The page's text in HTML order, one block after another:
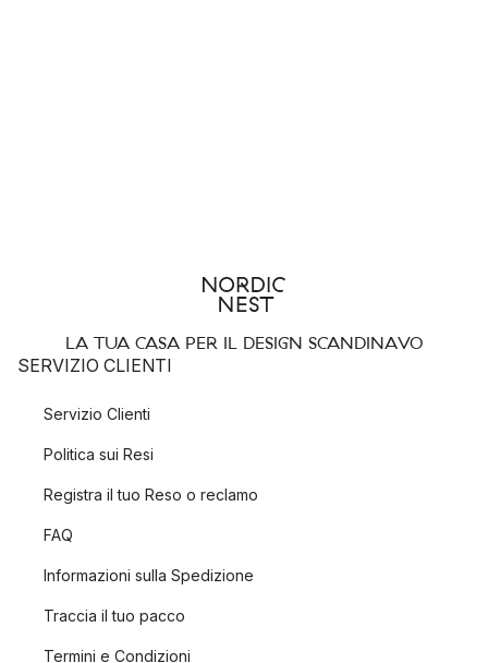
LA TUA CASA PER IL DESIGN SCANDINAVO
SERVIZIO CLIENTI
Servizio Clienti
Politica sui Resi
Registra il tuo Reso o reclamo
FAQ
Informazioni sulla Spedizione
Traccia il tuo pacco
Termini e Condizioni